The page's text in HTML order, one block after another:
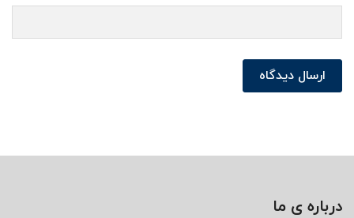
ارسال دیدگاه
درباره ی ما